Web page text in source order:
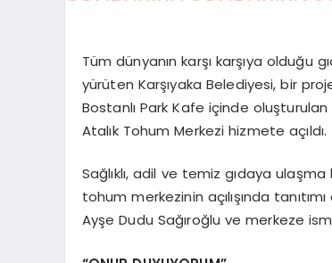
Tüm dünyanın karşı karşıya olduğu
yürüten Karşıyaka Belediyesi, bir
Bostanlı Park Kafe içinde
Atalık Tohum Merkezi hizmete açıldı.
Sağlıklı, adil ve temiz gıdaya
tohum merkezinin açılışında
Ayşe Dudu Sağıroğlu ve merkeze